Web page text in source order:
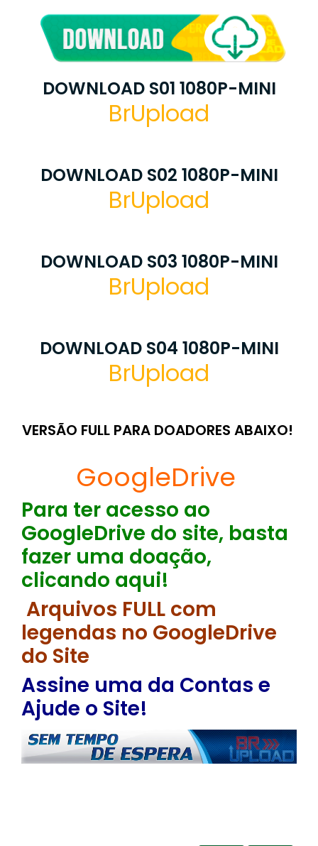
DOWNLOAD S01 1080P-MINI
BrUpload
DOWNLOAD S02 1080P-MINI
BrUpload
DOWNLOAD S03 1080P-MINI
BrUpload
DOWNLOAD S04 1080P-MINI
BrUpload
VERSÃO FULL PARA DOADORES ABAIXO!
GoogleDrive
Para ter acesso ao
GoogleDrive do site, basta
fazer uma doação,
clicando aqui!
Arquivos FULL com
legendas no GoogleDrive
do Site
Assine uma da Contas e
Ajude o Site!